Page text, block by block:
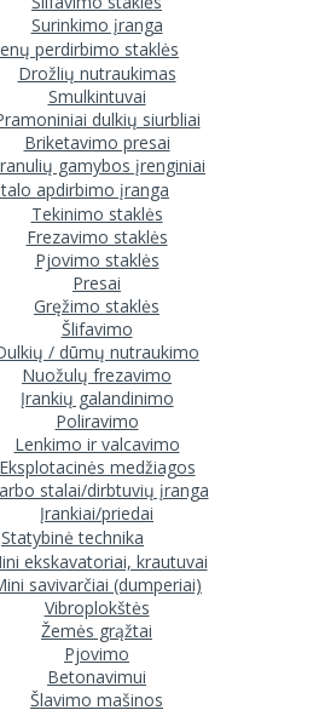
Surinkimo įranga
perdirbimo staklės
Drožlių nutraukimas
Smulkintuvai
dulkių siurbliai
Briketavimo presai
gamybos įrenginiai
apdirbimo įranga
Tekinimo staklės
Frezavimo staklės
Pjovimo staklės
Presai
Gręžimo staklės
Šlifavimo
/ dūmų nutraukimo
Nuožulų frezavimo
Įrankių galandinimo
Poliravimo
Lenkimo ir valcavimo
Eksplotacinės medžiagos
stalai/dirbtuvių įranga
Įrankiai/priedai
Statybinė technika
ekskavatoriai, krautuvai
savivarčiai (dumperiai)
Vibroplokštės
Žemės grąžtai
Pjovimo
Betonavimui
Šlavimo mašinos